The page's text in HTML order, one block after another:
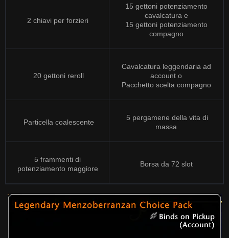
2 chiavi per forzieri
15 gettoni potenziamento
cavalcatura e
15 gettoni potenziamento
compagno
20 gettoni reroll
Cavalcatura leggendaria ad
account o
Pacchetto scelta compagno
Particella coalescente
5 pergamene della vita di
massa
5 frammenti di
potenziamento maggiore
Borsa da 72 slot